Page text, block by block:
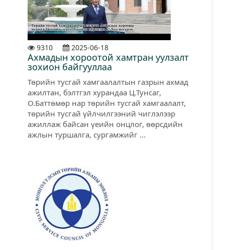
9310 2025-06-18
Ахмадын хороотой хамтран уулзалт
зохион байгууллаа
Төрийн тусгай хамгаалалтын газрын ахмад
ажилтан, бэлтгэл хурандаа Ц.Тунсаг,
О.Баттөмөр нар төрийн тусгай хамгаалалт,
төрийн тусгай үйлчилгээний чиглэлээр
ажиллаж байсан үеийн онцлог, өөрсдийн
ажлын туршалга, сургамжийг ...